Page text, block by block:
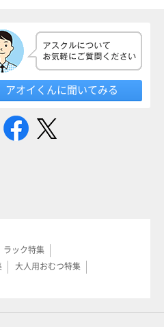
アオイくんに聞いてみる
ラック特集
大人用おむつ特集